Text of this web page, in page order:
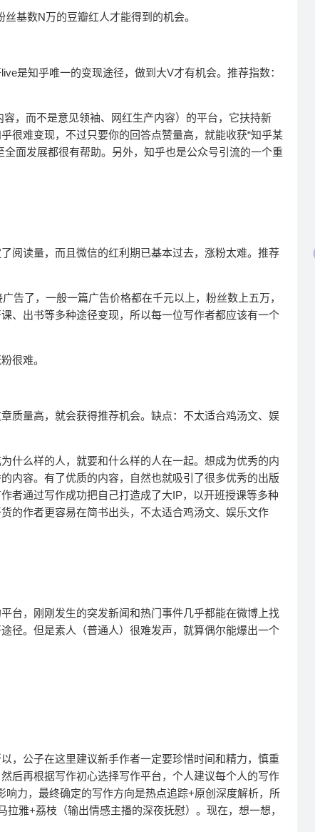
基数N万的豆瓣红人才能得到的机会。
是知乎唯一的变现途径，做到大V才有机会。推荐指数：
，而不是意见领袖、网红生产内容）的平台，它扶持新
很难变现，不过只要你的回答点赞量高，就能收获“知乎某
面发展都很有帮助。另外，知乎也是公众号引流的一个重
阅读量，而且微信的红利期已基本过去，涨粉太难。推荐
告了，一般一篇广告价格都在千元以上，粉丝数上五万，
、出书等多种途径变现，所以每一位写作者都应该有一个
很难。
质量高，就会获得推荐机会。缺点：不太适合鸡汤文、娱
什么样的人，就要和什么样的人在一起。想成为优秀的内
内容。有了优质的内容，自然也就吸引了很多优秀的出版
者通过写作成功把自己打造成了大IP，以开班授课等多种
的作者更容易在简书出头，不太适合鸡汤文、娱乐文作
台，刚刚发生的突发新闻和热门事件几乎都能在微博上找
径。但是素人（普通人）很难发声，就算偶尔能爆出一个
，公子在这里建议新手作者一定要珍惜时间和精力，慎重
后再根据写作初心选择写作平台，个人建议每个人的写作
力，最终确定的写作方向是热点追踪+原创深度解析，所
雅+荔枝（输出情感主播的深夜抚慰）。现在，想一想，